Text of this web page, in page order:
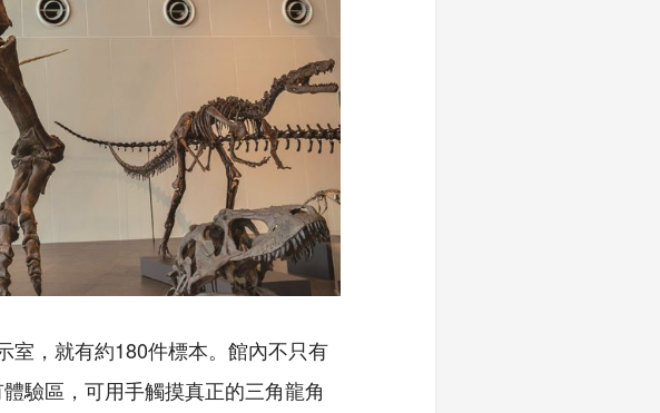
室，就有約180件標本。館內不只有
驗區，可用手觸摸真正的三角龍角